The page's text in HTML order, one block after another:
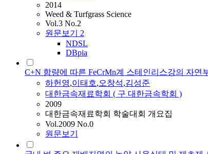
2014
Weed & Turfgrass Science
Vol.3 No.2
원문보기 2
NDSL
DBpia
C+N 함량에 따른 FeCrMn계 스테인리스강의 자연
하헌영,이태호,오창석,김성준
대한금속재료학회 ( 구 대한금속학회 )
2009
대한금속재료학회 학술대회 개요집
Vol.2009 No.0
원문보기